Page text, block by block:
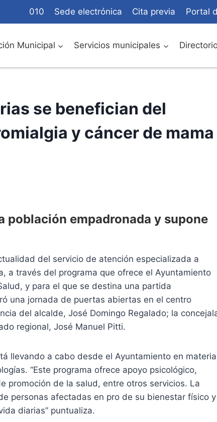
010 Sede electrónica Cita previa Portal
Municipal Servicios municipales
se benefician del
y cáncer de mama
población empadronada y supone
del servicio de atención especializada a
a través del programa que ofrece el Ayuntamiento
y para el que se destina una partida
una jornada de puertas abiertas en el centro
del alcalde, José Domingo Regalado; la
regional, José Manuel Pitti.
llevando a cabo desde el Ayuntamiento en
“Este programa ofrece apoyo psicológico,
promoción de la salud, entre otros servicios. La
personas afectadas en pro de su bienestar físico y
diarias” puntualiza.